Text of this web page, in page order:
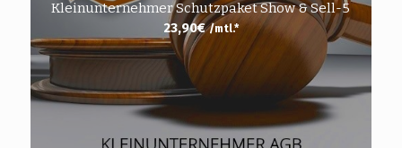
Kleinunternehmer Schutzpaket Show & Sell-5
23,90€ /mtl.*